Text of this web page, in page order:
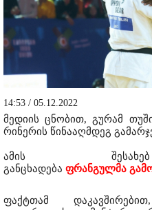
14:53 / 05.12.2022
მედიის ცნობით, გურამ
რინერის წინააღმდეგ
ამის
განცხადება ფრანგულმა
ფაქტთამ